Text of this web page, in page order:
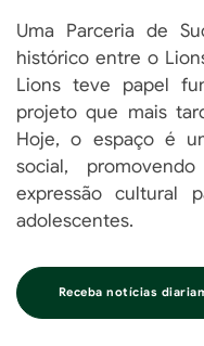
Uma Parceria de
histórico entre o
Lions teve papel
projeto que mais
Hoje, o espaço é
social,
expressão cultural
adolescentes.
Receba notícias